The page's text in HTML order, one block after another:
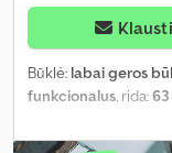
Klausti
Būklė: labai geros
funkcionalus, rida:63
, sėdimų
tipas:mechaninis,